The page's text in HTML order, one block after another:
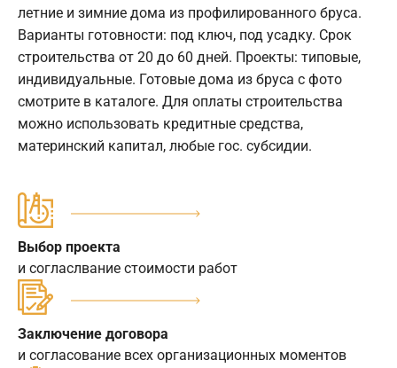
летние и зимние дома из профилированного бруса.
Варианты готовности: под ключ, под усадку. Срок
строительства от 20 до 60 дней. Проекты: типовые,
индивидуальные. Готовые дома из бруса с фото
смотрите в каталоге. Для оплаты строительства
можно использовать кредитные средства,
материнский капитал, любые гос. субсидии.
Выбор проекта
и согласлвание стоимости работ
Заключение договора
и согласование всех организационных моментов